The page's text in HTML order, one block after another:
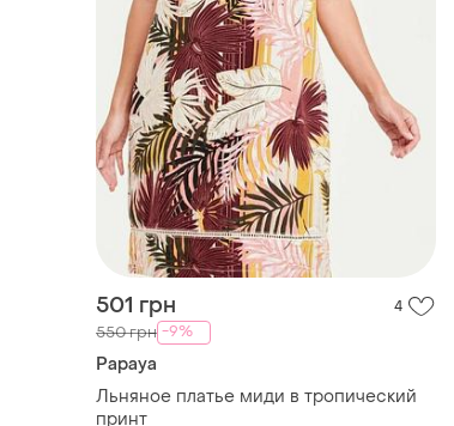
501 грн 4
550 грн -9%
Papaya
Льняное платье миди в тропический
принт